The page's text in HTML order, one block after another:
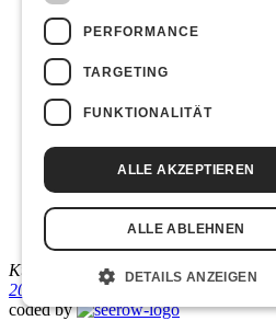
Pier 11
Restaurant Kreuz
Pittaria
Pizzeria Da Giuseppe
Links & Partner
Facebook-Event
Trummer
Valerian Mollet
Florian Zumkehr
Kulturfabrik Kofmehl Kofmehlweg 1
20 60
Nutzungsbedingungen
coded by
PERFORMANCE
TARGETING
FUNKTIONALITÄT
ALLE AKZEPTIEREN
ALLE ABLEHNEN
DETAILS ANZEIGEN